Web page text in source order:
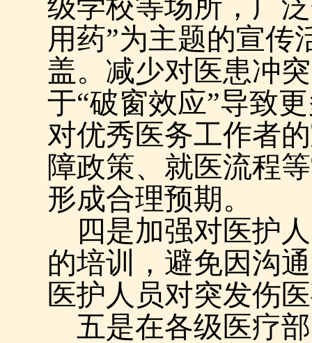
级学校等场所，广
用药”为主题的宣传
盖。减少对医患冲
于“破窗效应”导致
对优秀医务工作者
障政策、就医流程
形成合理预期。
四是加强对医护
的培训，避免因沟
医护人员对突发伤
五是在各级医疗